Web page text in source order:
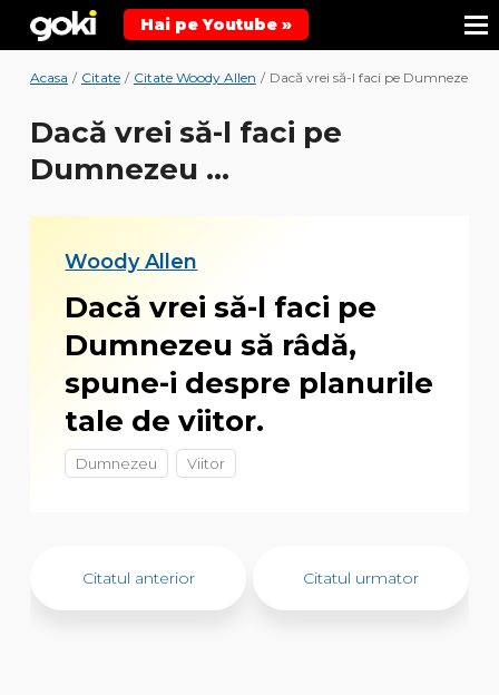
Hai pe Youtube »
Acasa / Citate / Citate Woody Allen / Dacă vrei să-l faci pe Dumnezeu ...
Dacă vrei să-l faci pe
Dumnezeu ...
Woody Allen
Dacă vrei să-l faci pe
Dumnezeu să râdă,
spune-i despre planurile
tale de viitor.
Dumnezeu Viitor
Citatul anterior Citatul urmator